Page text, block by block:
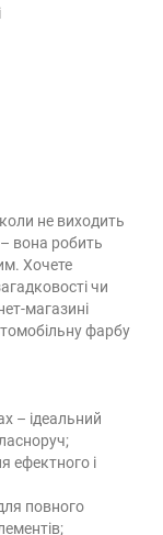
не виходить
– вона робить
Хочете
чи
магазині
фарбу
– ідеальний
ефектного і
повного